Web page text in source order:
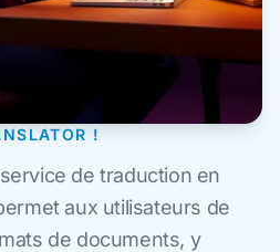
!
de traduction en
aux utilisateurs de
de documents, y